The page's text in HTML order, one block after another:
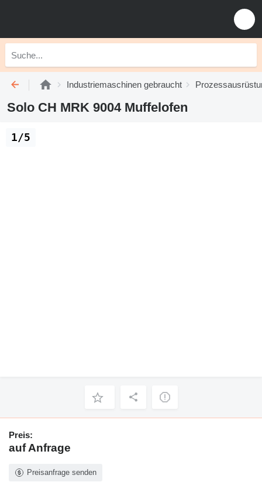
Industriemaschinen gebraucht
Solo CH MRK 9004 Muffelofen
1/5
Preis:
auf Anfrage
Preisanfrage senden